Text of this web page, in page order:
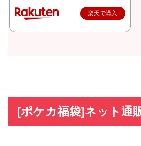
楽天で購入
[ポケカ福袋]ネット通